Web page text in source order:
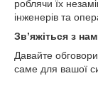
роблячи їх
інженерів та
Зв’яжіться з
Давайте
саме для вашої